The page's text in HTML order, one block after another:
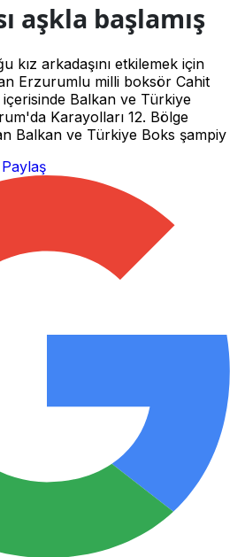
aşkla başlamış
kız arkadaşını etkilemek için
Erzurumlu milli boksör Cahit
Balkan ve Türkiye
Karayolları 12. Bölge
Balkan ve Türkiye Boks şampiy
Paylaş